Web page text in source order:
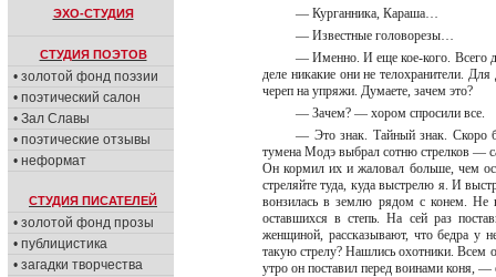
ЭХО-СТУДИЯ
СТУДИЯ ПОЭТОВ
• золотой фонд поэзии
• поэтический салон
• Зал Славы
• поэтические отзывы
• неформат
СТУДИЯ ПИСАТЕЛЕЙ
• золотой фонд прозы
• публицистика
• загадки творчества
— Курганника, Караша…
— Известные головорезы…
— Именно. И еще кое-кого. Всего
деле никакие они не телохранители.
череп на упряжи. Думаете, зачем это?
— Зачем? — хором спросили все.
— Это знак. Тайный знак. Скоро
тумена Модэ выбрал сотню стрелков —
Он кормил их и жаловал больше, чем
стреляйте туда, куда выстрелю я. И
вонзилась в землю рядом с конем. Не
оставшихся в степь. На сей раз
женщиной, рассказывают, что бедра
такую стрелу? Нашлись охотники.
утро он поставил перед воинами коня,